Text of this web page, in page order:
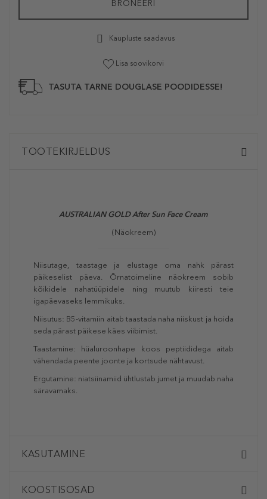
BRONEERI
Kaupluste saadavus
Lisa soovikorvi
TASUTA TARNE DOUGLASE POODIDESSE!
TOOTEKIRJELDUS
AUSTRALIAN GOLD After Sun Face Cream
(Näokreem)
Niisutage, taastage ja elustage oma nahk pärast
päikeselist päeva. Õrnatoimeline näokreem sobib
kõikidele nahatüüpidele ning muutub kiiresti teie
igapäevaseks lemmikuks.
Niisutus: B5-vitamiin aitab taastada naha niiskust ja hoida
seda pärast päikese käes viibimist.
Taastamine: hüaluroonhape koos peptiididega aitab
vähendada peente joonte ja kortsude nähtavust.
Ergutamine: niatsiinamiid ühtlustab jumet ja muudab naha
säravamaks.
KASUTAMINE
KOOSTISOSAD